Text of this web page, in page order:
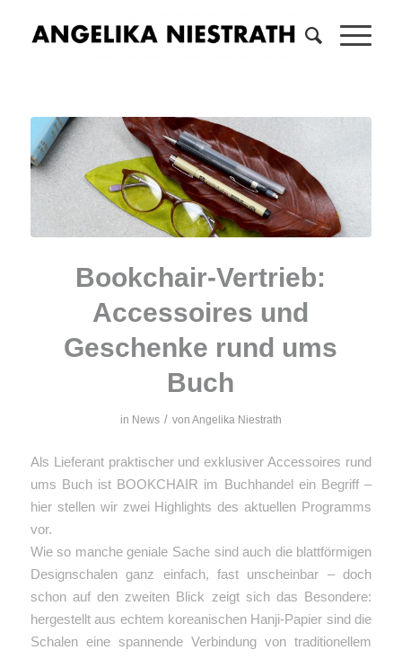
Bookchair-Vertrieb:
Accessoires und
Geschenke rund ums
Buch
in News / von Angelika Niestrath
Als Lieferant praktischer und exklusiver Accessoires rund
ums Buch ist BOOKCHAIR im Buchhandel ein Begriff –
hier stellen wir zwei Highlights des aktuellen Programms
vor.
Wie so manche geniale Sache sind auch die blattförmigen
Designschalen ganz einfach, fast unscheinbar – doch
schon auf den zweiten Blick zeigt sich das Besondere:
hergestellt aus echtem koreanischen Hanji-Papier sind die
Schalen eine spannende Verbindung von traditionellem